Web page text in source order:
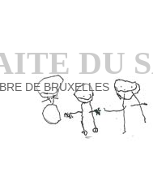
DU
DE BRUXELLES